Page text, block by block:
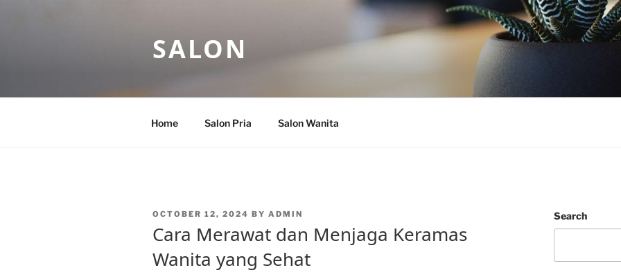
SALON
Home Salon Pria Salon Wanita
POSTED
OCTOBER 12, 2024 BY ADMIN
Cara Merawat dan Menjaga Keramas
Wanita yang Sehat
Search